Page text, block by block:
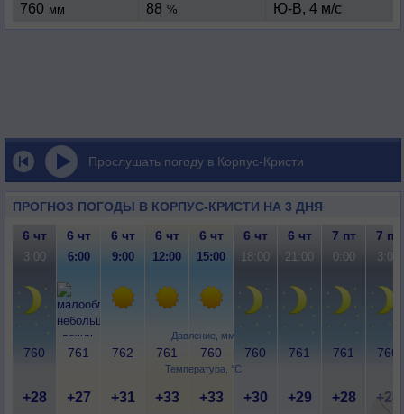
760 мм 88 % Ю-В, 4 м/с
Прослушать погоду в Корпус-Кристи
ПРОГНОЗ ПОГОДЫ В КОРПУС-КРИСТИ НА 3 ДНЯ
Давление, мм
Температура, °C
6 чт 6 чт 6 чт 6 чт 6 чт 6 чт 6 чт 7 пт 7 пт
3:00 6:00 9:00 12:00 15:00 18:00 21:00 0:00 3:00
760 761 762 761 760 760 761 761 760
+28 +27 +31 +33 +33 +30 +29 +28 +28